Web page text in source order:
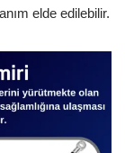
elde edilebilir.